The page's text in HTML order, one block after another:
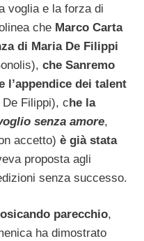
voglia e la forza di
che Marco Carta
di Maria De Filippi
che Sanremo
l’appendice dei talent
Filippi), che la
senza amore,
accetto) è già stata
proposta agli
senza successo.
parecchio,
ha dimostrato